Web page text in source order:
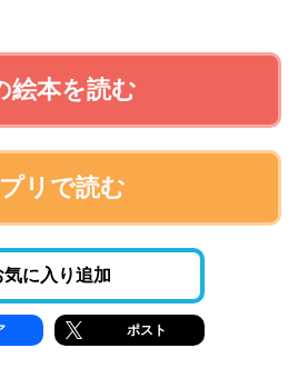
絵本を読む
リで読む
気に入り追加
ポスト